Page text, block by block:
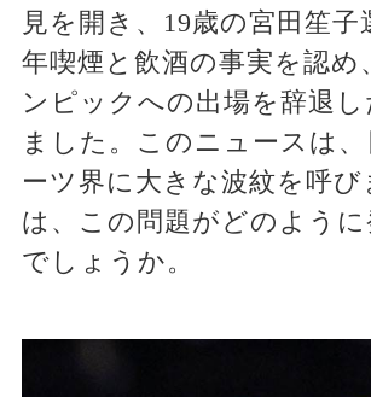
見を開き、19歳の宮田笙子
年喫煙と飲酒の事実を認め
ンピックへの出場を辞退し
ました。このニュースは
ーツ界に大きな波紋を呼
は、この問題がどのよう
でしょうか。